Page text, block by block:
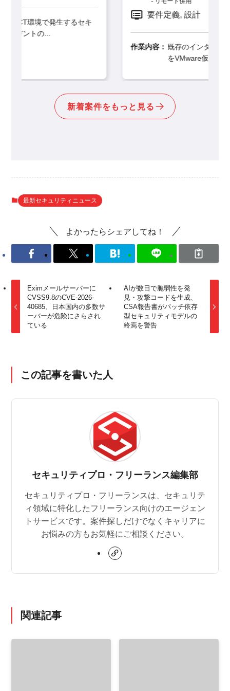
既存のインターネット閲覧環境システム
をVMware仮想環境からS...
新着案件をもっと見る
最新セキュリティニュース
よかったらシェアしてね！
Eximメールサーバーに
CVSS9.8のCVE-2026-
40685、日本国内の多数サ
ーバーが危険にさらされ
ている
AIが数日で脆弱性を発
見・攻撃コードを生成、
CSA報告書がパッチ依存
型セキュリティモデルの
終焉を警告
この記事を書いた人
セキュリティプロ・フリーランス編集部
セキュリティプロ・フリーランスは、セキュリテ
ィ領域に特化したフリーランス向けのエージェン
トサービスです。案件探しだけでなくキャリアに
お悩みの方もお気軽にご相談ください。
関連記事